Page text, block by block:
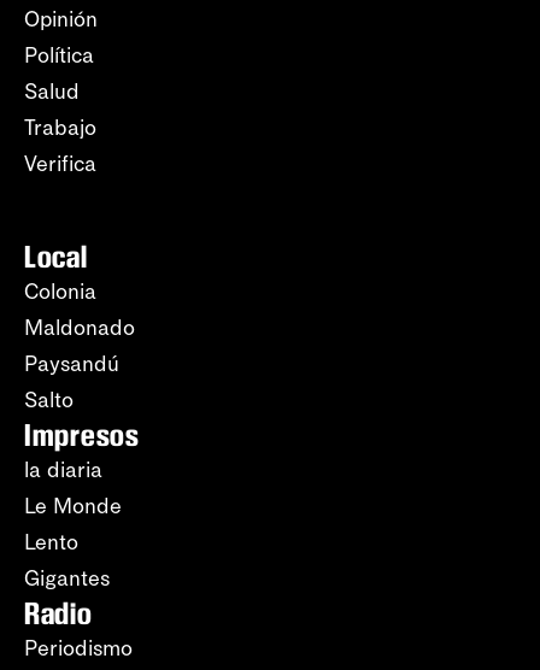
Opinión
Política
Salud
Trabajo
Verifica
Local
Colonia
Maldonado
Paysandú
Salto
Impresos
la diaria
Le Monde
Lento
Gigantes
Radio
Periodismo